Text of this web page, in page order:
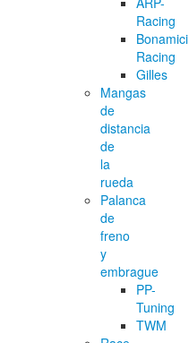
Racing
Bonamici
Racing
Gilles
Mangas
de
distancia
de
la
rueda
Palanca
de
freno
y
embrague
PP-
Tuning
TWM